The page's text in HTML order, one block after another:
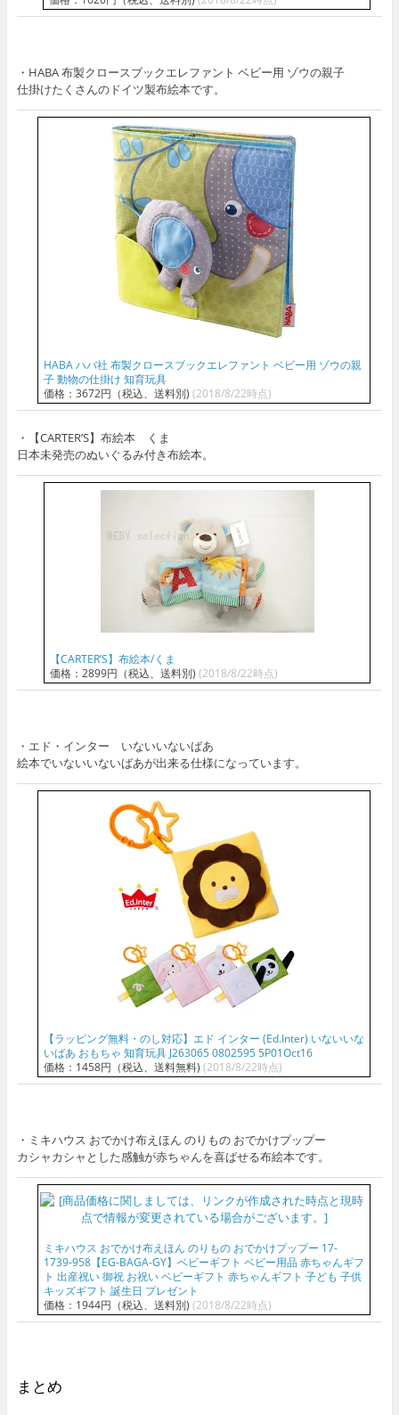
・HABA 布製クロースブックエレファント ベビー用 ゾウの親子
仕掛けたくさんのドイツ製布絵本です。
HABA ハバ社 布製クロースブックエレファント ベビー用 ゾウの親
子 動物の仕掛け 知育玩具
価格：3672円（税込、送料別) (2018/8/22時点)
・【CARTER’S】布絵本 くま
日本未発売のぬいぐるみ付き布絵本。
【CARTER’S】布絵本/くま
価格：2899円（税込、送料別) (2018/8/22時点)
・エド・インター いないいないばあ
絵本でいないいないばあが出来る仕様になっています。
【ラッピング無料・のし対応】エド インター (Ed.Inter) いないいな
いばあ おもちゃ 知育玩具 J263065 0802595 5P01Oct16
価格：1458円（税込、送料無料) (2018/8/22時点)
・ミキハウス おでかけ布えほん のりもの おでかけプップー
カシャカシャとした感触が赤ちゃんを喜ばせる布絵本です。
ミキハウス おでかけ布えほん のりもの おでかけプップー 17-
1739-958【EG-BAGA-GY】ベビーギフト ベビー用品 赤ちゃんギフ
ト 出産祝い 御祝 お祝い ベビーギフト 赤ちゃんギフト 子ども 子供
キッズギフト 誕生日 プレゼント
価格：1944円（税込、送料別) (2018/8/22時点)
まとめ